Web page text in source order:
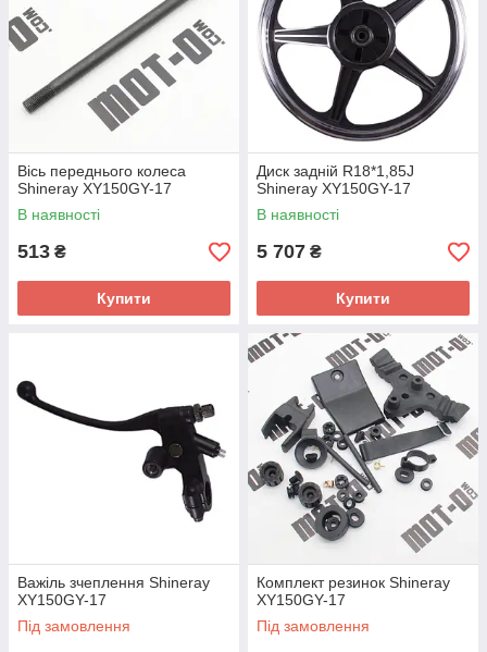
Вісь переднього колеса
Shineray XY150GY-17
В наявності
513 ₴
Купити
Диск задній R18*1,85J
Shineray XY150GY-17
В наявності
5 707 ₴
Купити
Важіль зчеплення Shineray
XY150GY-17
Під замовлення
Комплект резинок Shineray
XY150GY-17
Під замовлення